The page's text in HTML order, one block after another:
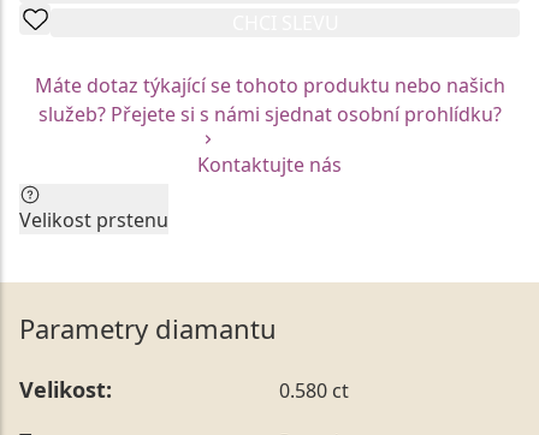
Máte dotaz týkající se tohoto produktu nebo našich
služeb? Přejete si s námi sjednat osobní prohlídku?
Kontaktujte nás
Velikost prstenu
Vaše rozhodnutí. Každý z prstenů Vám rádi na míru
upravíme.
Vzhledem k unikátní mezinárodní certifikaci jsou
konkrétní velikosti. Tu je možné nechat kdykoliv
Parametry diamantu
Velikost: 0.580 ct